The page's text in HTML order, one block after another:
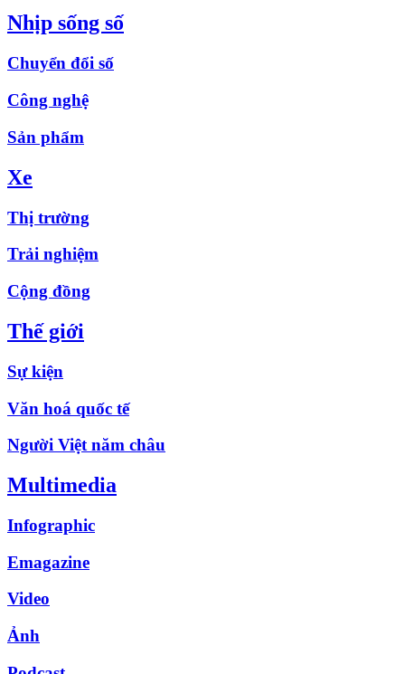
Nhịp sống số
Chuyển đổi số
Công nghệ
Sản phẩm
Xe
Thị trường
Trải nghiệm
Cộng đồng
Thế giới
Sự kiện
Văn hoá quốc tế
Người Việt năm châu
Multimedia
Infographic
Emagazine
Video
Ảnh